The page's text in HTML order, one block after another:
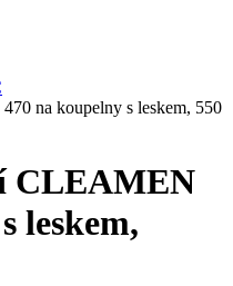
na koupelny s leskem, 550
CLEAMEN
leskem,